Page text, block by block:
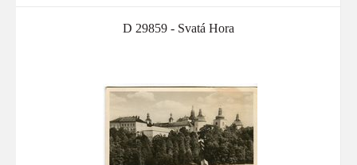
D 29859 - Svatá Hora